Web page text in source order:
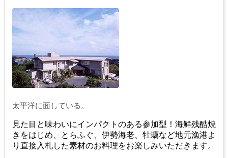
太平洋に面している。
見た目と味わいにインパクトのある参加型！海鮮残酷焼
きをはじめ、とらふぐ、伊勢海老、牡蠣など地元漁港よ
り直接入札した素材のお料理をお楽しみいただきます。